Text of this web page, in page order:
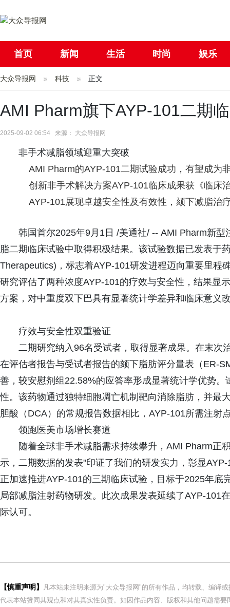
首页 新闻 生活 时尚 娱乐
社会 国际
大众导报网 科技 正文
AMI Pharm旗下AYP-101二期
2025-09-02 06:54 来源： 大众导报网
非手术减脂领域迎重大突破
AMI Pharm的AYP-101二期试验成功，有望成为
创新非手术解决方案AYP-101临床成果获《临床
AYP-101展现卓越安全性及有效性，颏下减脂治
韩国首尔2025年9月1日 /美通社/ -- AMI Pharm新
脂二期临床试验中取得积极结果。该试验数据已发表于
Therapeutics)，标志着AYP-101研发进程迈向重要里程
研究评估了两种浓度AYP-101的疗效与安全性，结果显
方案，对中重度双下巴具有显著统计学差异和临床意义
疗效与安全性双重验证
二期研究纳入96名受试者，取得显著成果。在末次
在评估者报告与受试者报告的颏下脂肪评分量表（ER-
善，较安慰剂组22.58%的应答率形成显著统计学优势
性。该药物通过独特细胞凋亡机制靶向消除脂肪，并最
胆酸（DCA）的常规报告数据相比，AYP-101所需注射
领跑医美市场增长赛道
随着全球非手术减脂需求持续攀升，AMI Pharm正
示，二期数据的发表"印证了我们的研发实力，彰显
正加速推进AYP-101的三期临床试验，目标于2025年
局部减脂注射药物研发。此次成果发表延续了AYP-101
际认可。
【慎重声明】
凡本站未注明来源为"大众导报网"的所有作品，均转载、编译
代表本站赞同其观点和对其真实性负责。如因作品内容、版权和其他问题需